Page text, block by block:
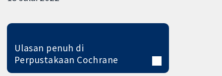
Ulasan penuh di
Perpustakaan Cochrane